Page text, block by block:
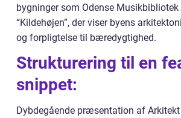
bygninger som Odense Musikbibliotek
“Kildehøjen”, der viser byens
og forpligtelse til bæredygtighed.
Strukturering til en
snippet:
Dybdegående præsentation af Arkitekt